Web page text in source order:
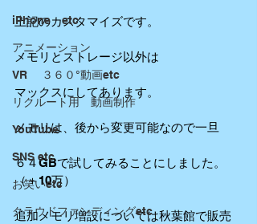
iPhone etc
アニメーション
VR ３６０°動画etc
リクルート用 動画制作
YouTube
SNS etc
お笑いetc
クラウドファンディングetc
上記のカスタマイズです。
メモリとストレージ以外は
マックスにしてあります。
メモリは、後から変更可能なので一旦
６４GBで試してみることにしました。
（＋10万）
追加メモリ増設については秋葉館で販売